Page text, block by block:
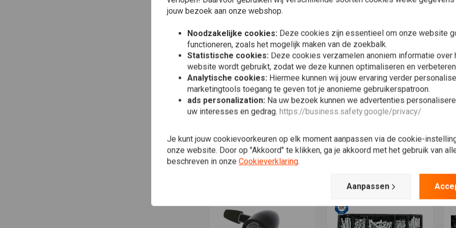
€9,68 €2,22 €4,45
jouw bezoek aan onze webshop.
Noodzakelijke cookies: Deze cookies zijn essentieel om onze website
functioneren, zoals het mogelijk maken van de zoekbalk.
Statistische cookies: Deze cookies verzamelen anoniem informatie over
website wordt gebruikt, zodat we deze kunnen optimaliseren en
Analytische cookies: Hiermee kunnen wij jouw ervaring verder
marketingtools toegang te geven tot je anonieme gebruikerspatroon.
ads personalization: Na uw bezoek kunnen we advertenties
uw interesses en gedrag. https://business.safety.google/privacy/
Je kunt jouw cookievoorkeuren op elk moment aanpassen via de cookie-
onze website. Door op "Akkoord" te klikken, ga je akkoord met het gebruik van
beschreven in onze Cookieverklaring.
Aanpassen